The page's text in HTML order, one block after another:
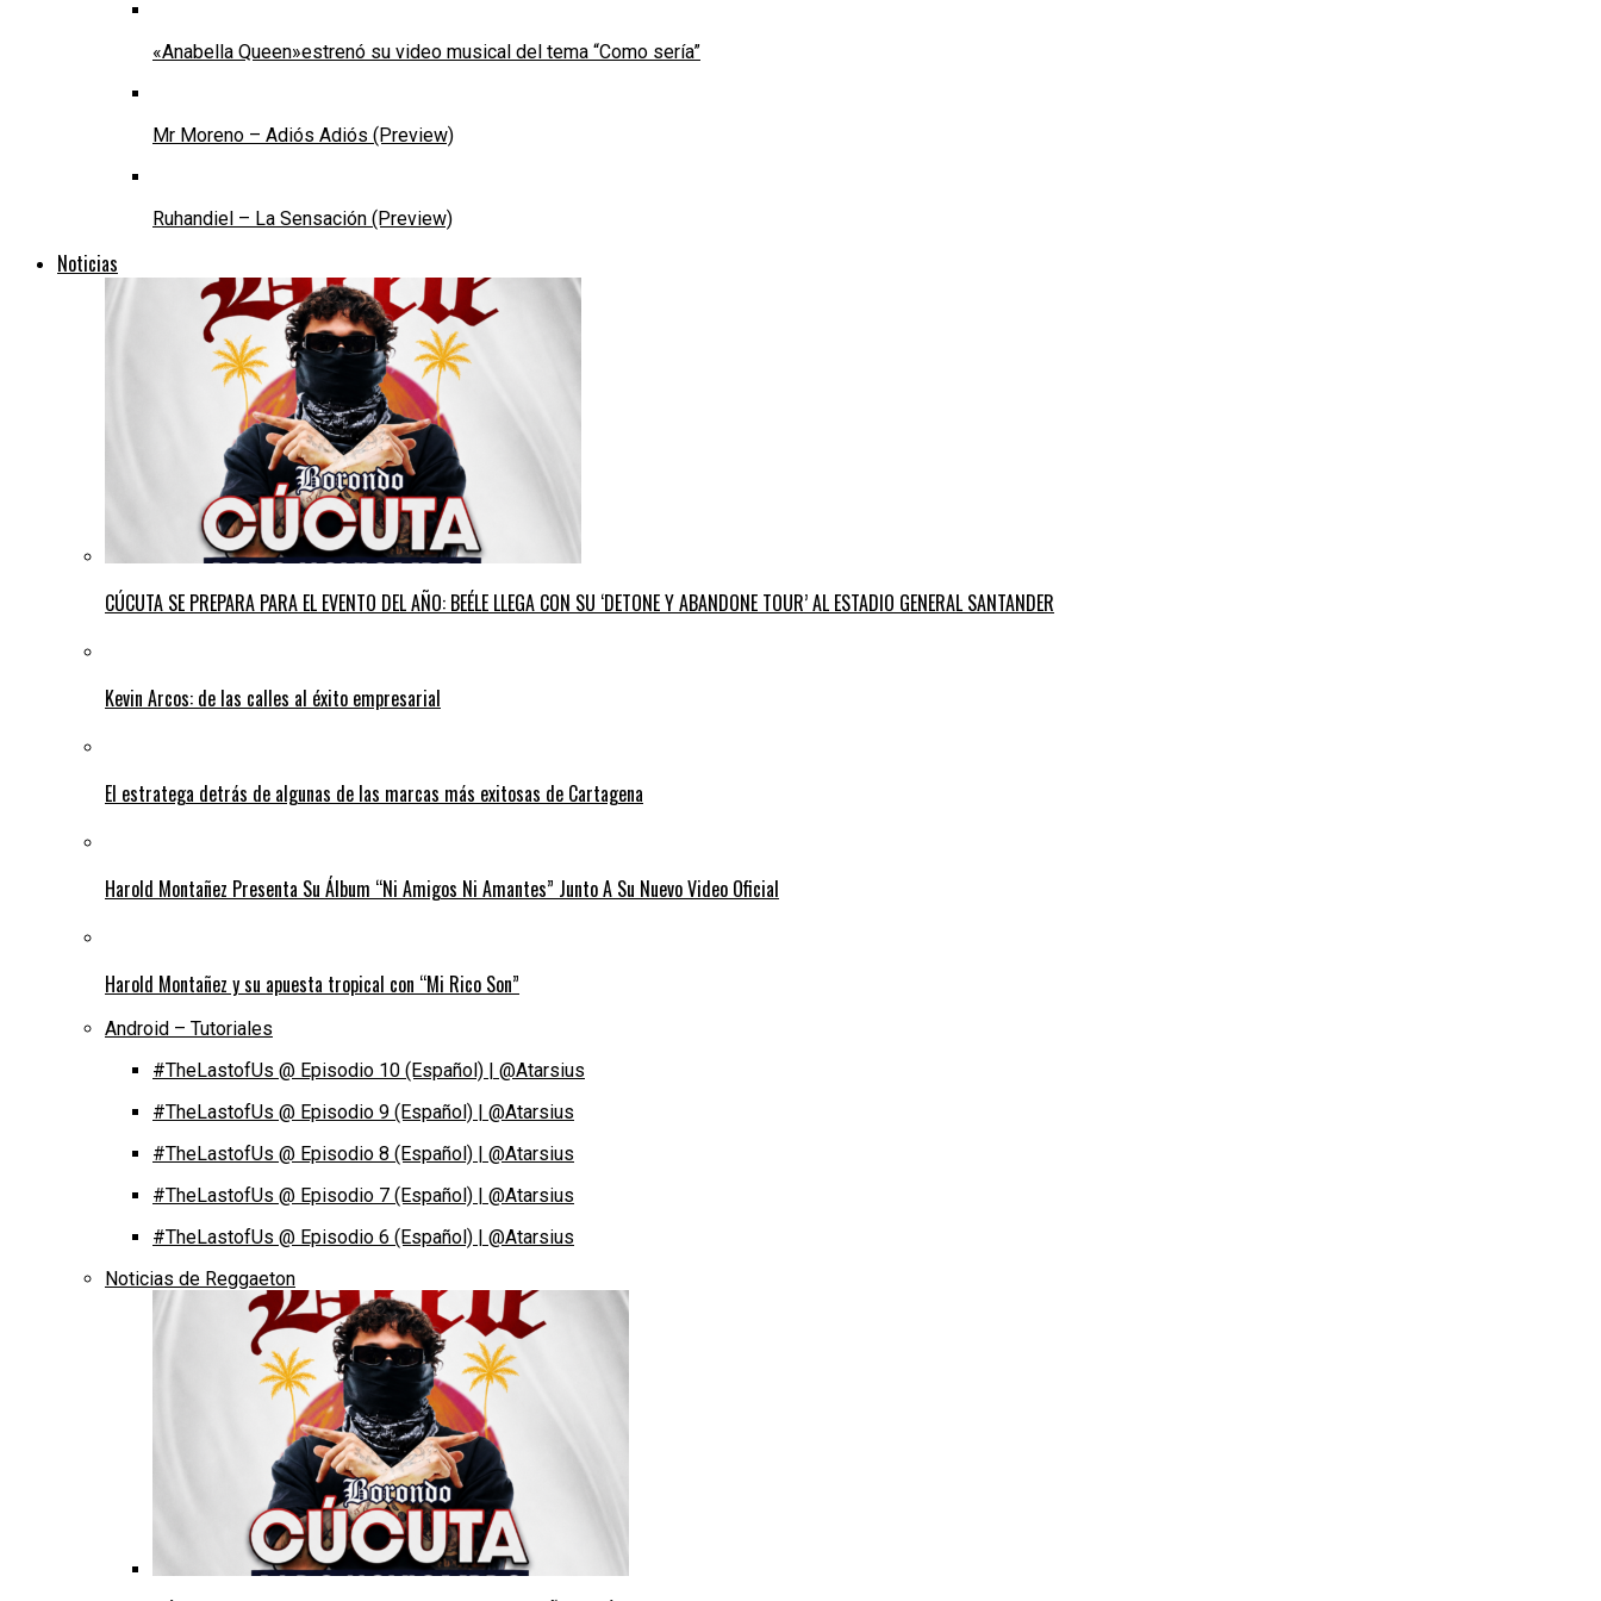
«Anabella Queen»estrenó su video musical del tema “Como sería”
Mr Moreno – Adiós Adiós (Preview)
Ruhandiel – La Sensación (Preview)
Noticias
CÚCUTA SE PREPARA PARA EL EVENTO DEL AÑO: BEÉLE LLEGA CON SU ‘DETONE Y ABANDONE TOUR’ AL ESTADIO GENERAL SANTANDER
Kevin Arcos: de las calles al éxito empresarial
El estratega detrás de algunas de las marcas más exitosas de Cartagena
Harold Montañez Presenta Su Álbum “Ni Amigos Ni Amantes” Junto A Su Nuevo Video Oficial
Harold Montañez y su apuesta tropical con “Mi Rico Son”
Android – Tutoriales
#TheLastofUs @ Episodio 10 (Español) | @Atarsius
#TheLastofUs @ Episodio 9 (Español) | @Atarsius
#TheLastofUs @ Episodio 8 (Español) | @Atarsius
#TheLastofUs @ Episodio 7 (Español) | @Atarsius
#TheLastofUs @ Episodio 6 (Español) | @Atarsius
Noticias de Reggaeton